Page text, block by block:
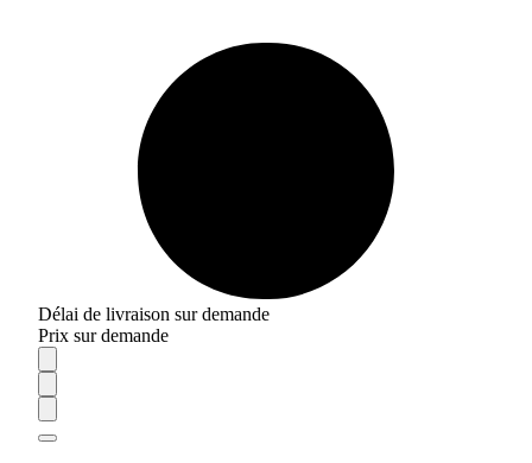
Délai de livraison sur demande
Prix sur demande